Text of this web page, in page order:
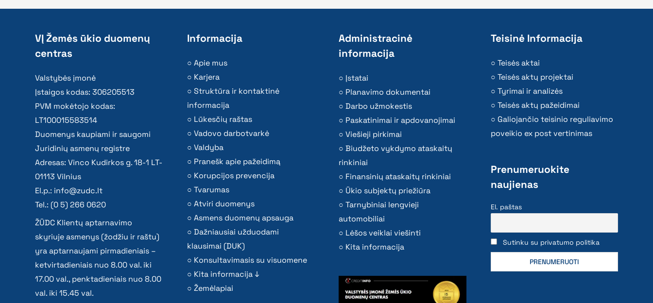
VĮ Žemės ūkio duomenų
centras
Valstybės įmonė
Įstaigos kodas: 306205513
PVM mokėtojo kodas:
LT100015583514
Duomenys kaupiami ir saugomi
Juridinių asmenų registre
Adresas: Vinco Kudirkos g. 18-1 LT-
01113 Vilnius
El.p.: info@zudc.lt
Tel.: (0 5) 266 0620
ŽŪDC Klientų aptarnavimo
skyriuje asmenys (žodžiu ir raštu)
yra aptarnaujami pirmadieniais –
ketvirtadieniais nuo 8.00 val. iki
17.00 val., penktadieniais nuo 8.00
val. iki 15.45 val.
Informacija
Apie mus
Karjera
Struktūra ir kontaktinė
informacija
Lūkesčių raštas
Vadovo darbotvarkė
Valdyba
Pranešk apie pažeidimą
Korupcijos prevencija
Tvarumas
Atviri duomenys
Asmens duomenų apsauga
Dažniausiai užduodami
klausimai (DUK)
Konsultavimasis su visuomene
Kita informacija ↓
Žemėlapiai
Administracinė
informacija
Įstatai
Planavimo dokumentai
Darbo užmokestis
Paskatinimai ir apdovanojimai
Viešieji pirkimai
Biudžeto vykdymo ataskaitų
rinkiniai
Finansinių ataskaitų rinkiniai
Ūkio subjektų priežiūra
Tarnybiniai lengvieji
automobiliai
Lėšos veiklai viešinti
Kita informacija
Teisinė Informacija
Teisės aktai
Teisės aktų projektai
Tyrimai ir analizės
Teisės aktų pažeidimai
Galiojančio teisinio reguliavimo
poveikio ex post vertinimas
Prenumeruokite
naujienas
El. paštas
Sutinku su privatumo politika